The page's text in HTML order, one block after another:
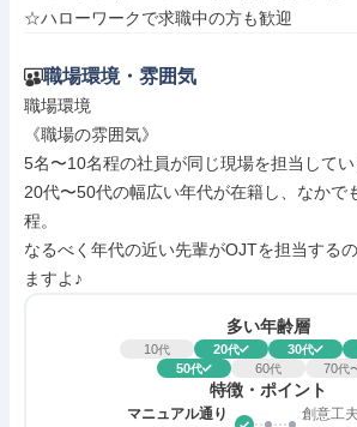
☆ハローワークで求職中の方も歓迎
職場環境・雰囲気
職場環境
《職場の雰囲気》
5名〜10名程の社員が同じ現場を担当してい
20代〜50代の幅広い年代が在籍し、なかで
程。
なるべく年代の近い先輩がOJTを担当する
ますよ♪
多い年齢層
10代 20代 30代
50代 60代 70代
特徴・ポイント
マニュアル通り
創意工